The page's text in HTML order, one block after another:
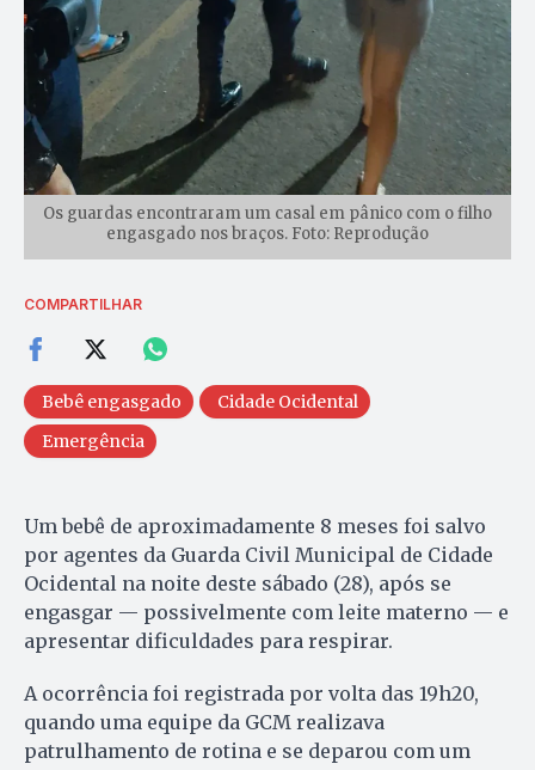
Os guardas encontraram um casal em pânico com o filho
engasgado nos braços. Foto: Reprodução
COMPARTILHAR
Bebê engasgado
Cidade Ocidental
Emergência
Um bebê de aproximadamente 8 meses foi salvo
por agentes da Guarda Civil Municipal de Cidade
Ocidental na noite deste sábado (28), após se
engasgar — possivelmente com leite materno — e
apresentar dificuldades para respirar.
A ocorrência foi registrada por volta das 19h20,
quando uma equipe da GCM realizava
patrulhamento de rotina e se deparou com um